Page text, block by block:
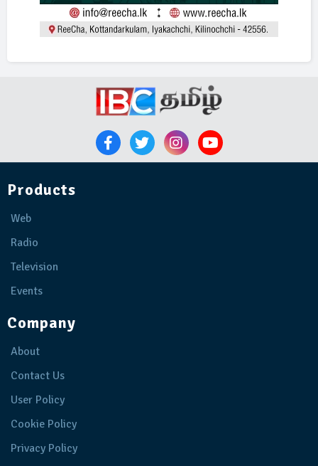
Products
Web
Radio
Television
Events
Company
About
Contact Us
User Policy
Cookie Policy
Privacy Policy